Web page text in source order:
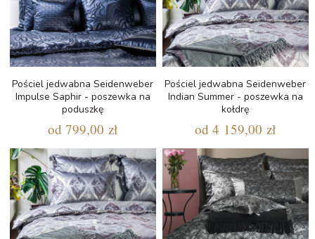
Pościel jedwabna Seidenweber
Impulse Saphir - poszewka na
poduszkę
od 799,00 zł
Pościel jedwabna Seidenweber
Indian Summer - poszewka na
kołdrę
od 4 159,00 zł